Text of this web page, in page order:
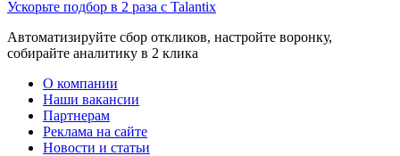
Ускорьте подбор в 2 раза с Talantix
Автоматизируйте сбор откликов, настройте воронку,
собирайте аналитику в 2 клика
О компании
Наши вакансии
Партнерам
Реклама на сайте
Новости и статьи